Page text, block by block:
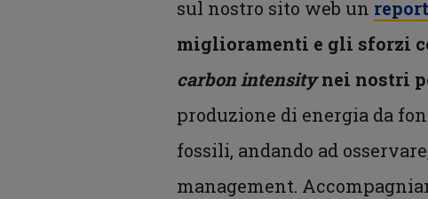
sul nostro sito web un report
miglioramenti e gli sforzi
carbon intensitynei nostri
produzione di energia da
fossili, andando ad
management.